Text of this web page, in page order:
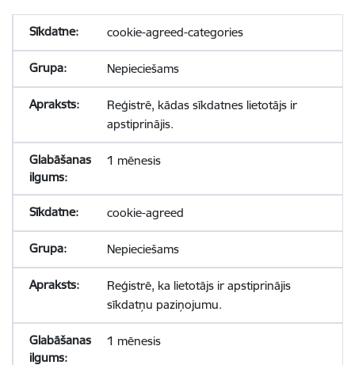
cookie-agreed-categories
Nepieciešams
Reģistrē, kādas sīkdatnes lietotājs ir
apstiprinājis.
1 mēnesis
cookie-agreed
Nepieciešams
Reģistrē, ka lietotājs ir apstiprinājis
sīkdatņu paziņojumu.
1 mēnesis